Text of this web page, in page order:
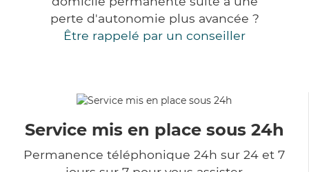
perte d'autonomie plus avancée ?
Être rappelé par un conseiller
Service mis en place sous 24h
Permanence téléphonique 24h sur 24 et 7